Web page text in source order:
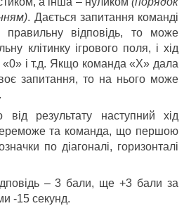
. Дається запитання команді
відповідь, то може
клітинку ігрового поля, і хід
і т.д. Якщо команда «Х» дала
запитання, то на нього може
результату наступний хід
та команда, що першою
по діагоналі, горизонталі
– 3 бали, ще +3 бали за
-15 секунд.